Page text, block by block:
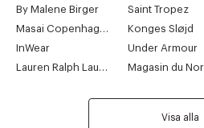
By Malene Birger
Saint Tropez
Masai Copenhagen
Konges Sløjd
InWear
Under Armour
Lauren Ralph Lauren
Visa alla